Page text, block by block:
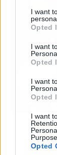
I want
Opted
I want
Opted
I want
Opted
I want
Opted
Perfume,
Borja y